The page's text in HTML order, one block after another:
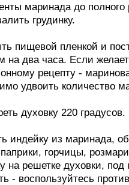
маринада до
грудинку.
пищевой пленкой и
на два часа. Если
рецепту -
удвоить количество
духовку 220 градусов.
индейку из маринада,
горчицы,
на решетке духовки,
- воспользуйтесь